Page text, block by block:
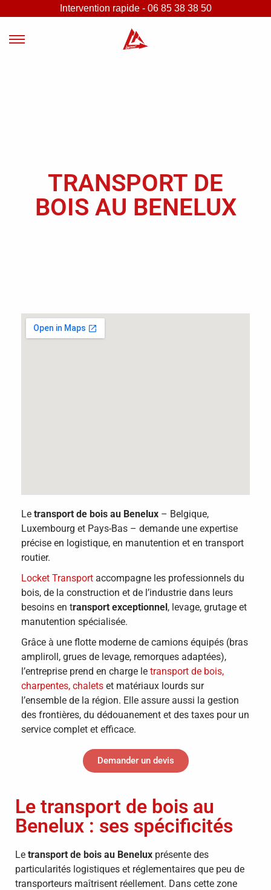
Intervention rapide - 06 85 38 38 50
TRANSPORT DE
BOIS AU BENELUX
Le transport de bois au Benelux – Belgique,
Luxembourg et Pays-Bas – demande une expertise
précise en logistique, en manutention et en transport
routier.
Locket Transport accompagne les professionnels du
bois, de la construction et de l’industrie dans leurs
besoins en transport exceptionnel, levage, grutage et
manutention spécialisée.
Grâce à une flotte moderne de camions équipés (bras
ampliroll, grues de levage, remorques adaptées),
l’entreprise prend en charge le transport de bois,
charpentes, chalets et matériaux lourds sur
l’ensemble de la région. Elle assure aussi la gestion
des frontières, du dédouanement et des taxes pour un
service complet et efficace.
Demander un devis
Le transport de bois au
Benelux : ses spécificités
Le transport de bois au Benelux présente des
particularités logistiques et réglementaires que peu de
transporteurs maîtrisent réellement. Dans cette zone